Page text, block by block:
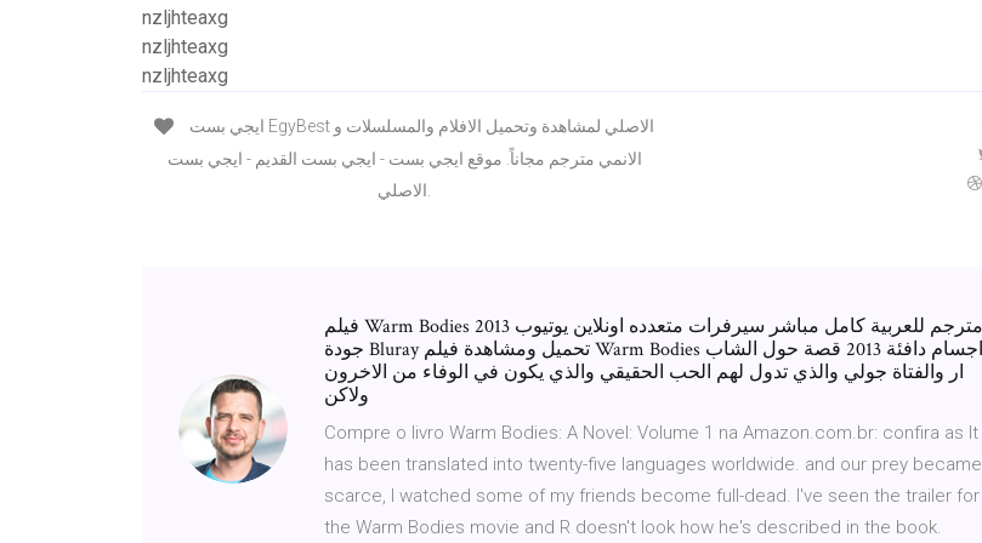
nzljhteaxg
nzljhteaxg
nzljhteaxg
الانمي مترجم مجاناً. موقع ايجي بست - ايجي بست القديم - ايجي بست
الاصلي.
فيلم Warm Bodies 2013 مترجم للعربية كامل مباشر سيرفرات متعدده اونلاين يوتيوب
جودة Bluray تحميل ومشاهدة فيلم Warm Bodies اجسام دافئة 2013 قصة حول الشاب
ار والفتاة جولي والذي تدول لهم الحب الحقيقي والذي يكون في الوفاء من الاخرون
ولاكن
Compre o livro Warm Bodies: A Novel: Volume 1 na Amazon.com.br: confira as It
has been translated into twenty-five languages worldwide. and our prey became
scarce, I watched some of my friends become full-dead. I've seen the trailer for
the Warm Bodies movie and R doesn't look how he's described in the book.